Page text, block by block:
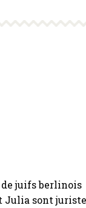
de juifs berlinois
Julia sont